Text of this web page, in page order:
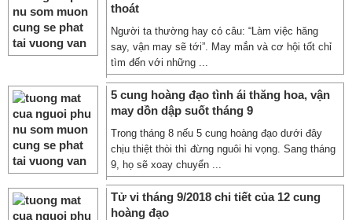
thoát
Người ta thường hay có câu: “Làm việc hăng
say, vận may sẽ tới”. May mắn và cơ hội tốt chỉ
tìm đến với những ...
5 cung hoàng đạo tình ái thăng hoa, vận
may dồn dập suốt tháng 9
Trong tháng 8 nếu 5 cung hoàng đạo dưới đây
chịu thiệt thòi thì đừng nguôi hi vọng. Sang tháng
9, họ sẽ xoay chuyển ...
Tử vi tháng 9/2018 chi tiết của 12 cung
hoàng đạo